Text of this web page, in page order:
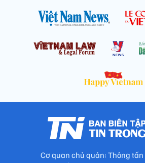
Cơ quan chủ quản: Thông tấn